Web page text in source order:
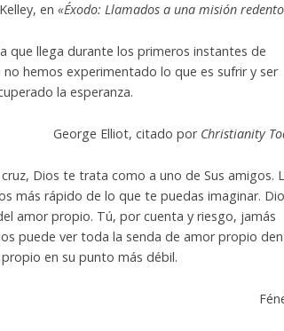
en «Éxodo: Llamados a una misión
que llega durante los primeros instantes de
hemos experimentado lo que es sufrir y ser
la esperanza.
George Elliot, citado por Christianity
Dios te trata como a uno de Sus amigos.
más rápido de lo que te puedas imaginar.
amor propio. Tú, por cuenta y riesgo, jamás
puede ver toda la senda de amor propio
en su punto más débil.